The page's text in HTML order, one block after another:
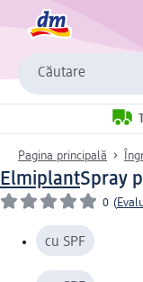
Căutare
Pagina principală
ElmiplantSpray
0 (
cu SPF